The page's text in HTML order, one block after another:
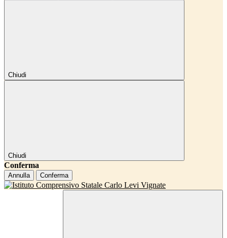
Chiudi
Chiudi
Conferma
Annulla Conferma